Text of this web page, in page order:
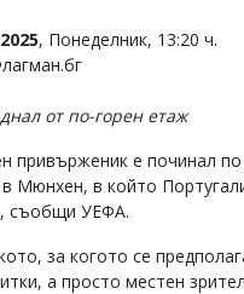
, Понеделник, 13:20 ч.
от по-горен етаж
привърженик е починал
Мюнхен, в който
съобщи УЕФА.
за когото се
а просто местен